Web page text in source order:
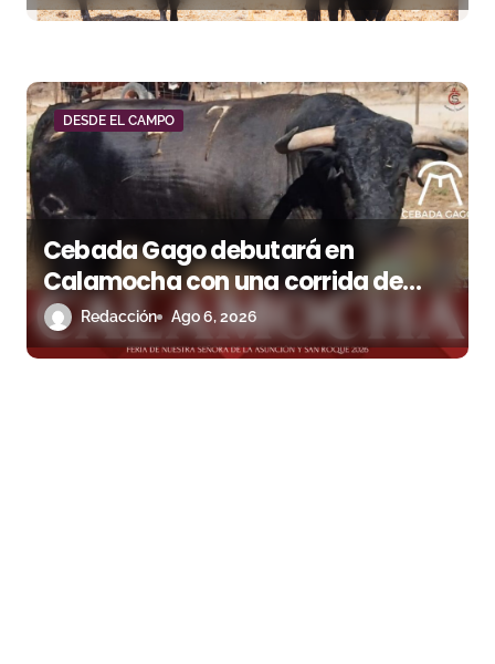
DESDE EL CAMPO
Cebada Gago debutará en
Calamocha con una corrida de
imponente presencia
Redacción Ago 6, 2026